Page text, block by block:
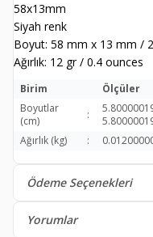
58x13mm
Siyah renk
Boyut: 58 mm x 13 mm /
Ağırlık: 12 gr / 0.4 ounces
Birim
Ölçüler
Boyutlar
(cm)
:
Ağırlık (kg)
:
Ödeme Seçenekleri
Yorumlar